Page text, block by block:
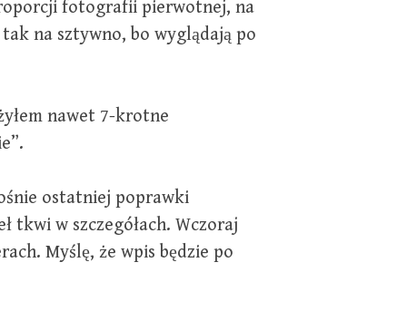
fotografii pierwotnej, na
na sztywno, bo wyglądają po
nawet 7-krotne
ostatniej poprawki
tkwi w szczegółach. Wczoraj
Myślę, że wpis będzie po